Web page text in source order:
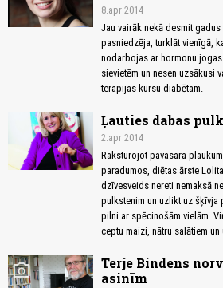
8.apr 2014
Jau vairāk nekā desmit
pasniedzēja, turklāt vienīgā,
nodarbojas ar hormonu
sievietēm un nesen uzsākusi
terapijas kursu diabētam.
Ļauties dabas
2.apr 2014
Raksturojot pavasara
paradumos, diētas ārste
dzīvesveids nereti nemaksā
pulkstenim un uzlikt uz
pilni ar spēcinošām vielām.
ceptu maizi, nātru salātiem
photo_camera
Terje Bindens
asinīm